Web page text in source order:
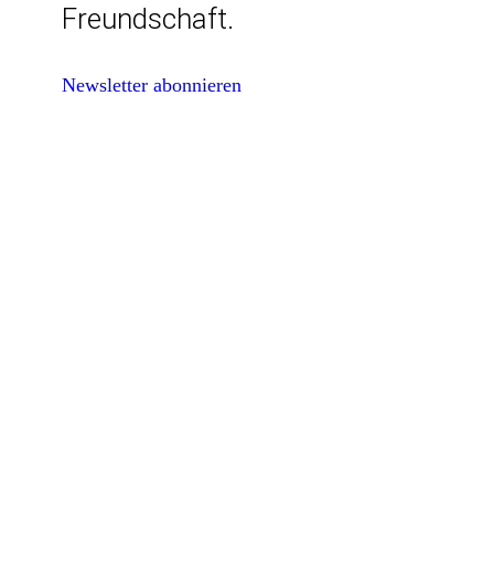
Freundschaft.
Newsletter abonnieren